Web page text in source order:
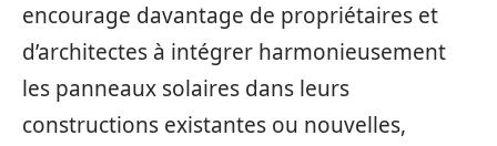
encourage davantage de propriétaires et
d’architectes à intégrer harmonieusement
les panneaux solaires dans leurs
constructions existantes ou nouvelles,